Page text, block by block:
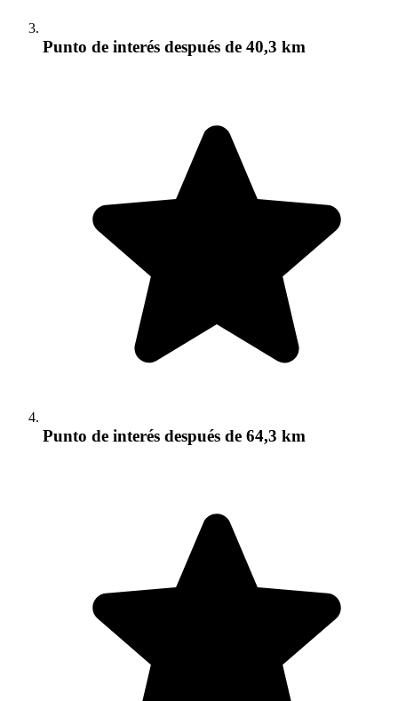
Punto de interés después de 40,3 km
Punto de interés después de 64,3 km